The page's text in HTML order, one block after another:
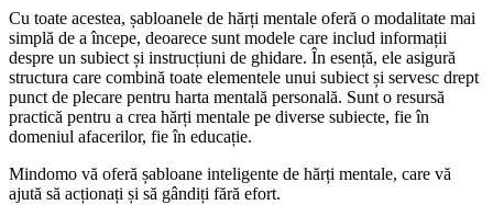
Cu toate acestea, șabloanele de hărți mentale oferă o modalitate mai
simplă de a începe, deoarece sunt modele care includ informații
despre un subiect și instrucțiuni de ghidare. În esență, ele asigură
structura care combină toate elementele unui subiect și servesc drept
punct de plecare pentru harta mentală personală. Sunt o resursă
practică pentru a crea hărți mentale pe diverse subiecte, fie în
domeniul afacerilor, fie în educație.
Mindomo vă oferă șabloane inteligente de hărți mentale, care vă
ajută să acționați și să gândiți fără efort.